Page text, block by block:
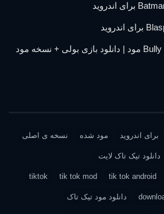
Bully : Anniversary Edition مود | دانلود بازی بولی + نسخه مود
برای اندروید مود شده نسخه ی اصلی
دانلود تیک تاک لایت
tik tok android
tik tok mod
tiktok
دانلود مود تیک تاک